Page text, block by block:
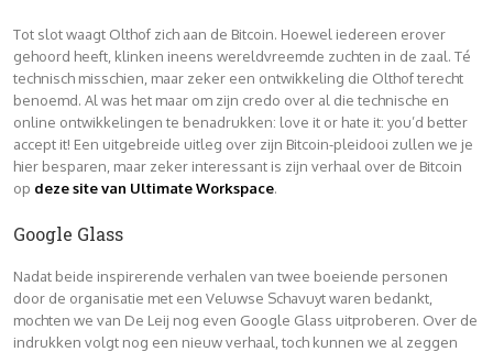
Tot slot waagt Olthof zich aan de Bitcoin. Hoewel iedereen erover
gehoord heeft, klinken ineens wereldvreemde zuchten in de zaal. Té
technisch misschien, maar zeker een ontwikkeling die Olthof terecht
benoemd. Al was het maar om zijn credo over al die technische en
online ontwikkelingen te benadrukken: love it or hate it: you’d better
accept it! Een uitgebreide uitleg over zijn Bitcoin-pleidooi zullen we je
hier besparen, maar zeker interessant is zijn verhaal over de Bitcoin
op deze site van Ultimate Workspace.
Google Glass
Nadat beide inspirerende verhalen van twee boeiende personen
door de organisatie met een Veluwse Schavuyt waren bedankt,
mochten we van De Leij nog even Google Glass uitproberen. Over de
indrukken volgt nog een nieuw verhaal, toch kunnen we al zeggen